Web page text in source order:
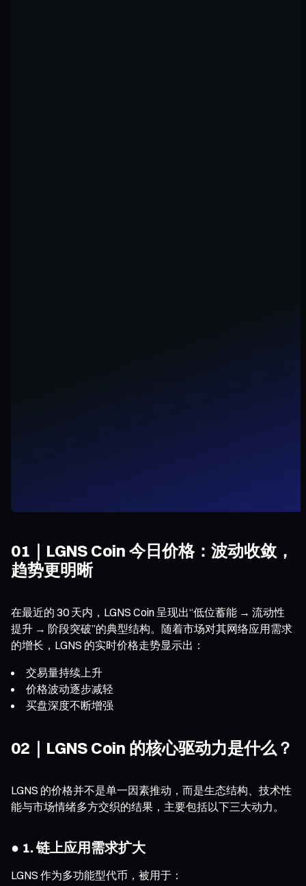
01｜LGNS Coin 今日价格：波动收敛，
趋势更明晰
在最近的 30 天内，LGNS Coin 呈现出“低位蓄能 → 流动性
提升 → 阶段突破”的典型结构。随着市场对其网络应用需求
的增长，LGNS 的实时价格走势显示出：
交易量持续上升
价格波动逐步减轻
买盘深度不断增强
02｜LGNS Coin 的核心驱动力是什么？
LGNS 的价格并不是单一因素推动，而是生态结构、技术性
能与市场情绪多方交织的结果，主要包括以下三大动力。
● 1. 链上应用需求扩大
LGNS 作为多功能型代币，被用于：